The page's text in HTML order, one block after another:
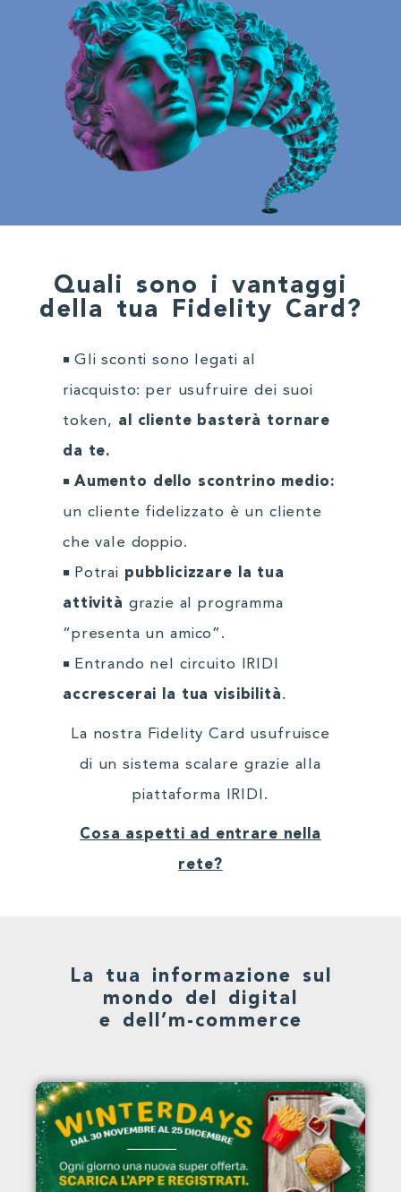
Quali sono i vantaggi
della tua Fidelity Card?
Gli sconti sono legati al
riacquisto: per usufruire dei suoi
token, al cliente basterà tornare
da te.
Aumento dello scontrino medio:
un cliente fidelizzato è un cliente
che vale doppio.
Potrai pubblicizzare la tua
attività grazie al programma
“presenta un amico”.
Entrando nel circuito IRIDI
accrescerai la tua visibilità.
La nostra Fidelity Card usufruisce
di un sistema scalare grazie alla
piattaforma IRIDI.
Cosa aspetti ad entrare nella
rete?
La tua informazione sul
mondo del digital
e dell’m-commerce